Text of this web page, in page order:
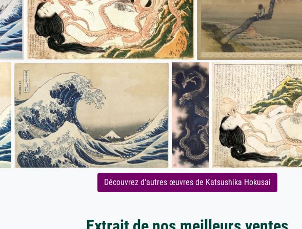
Découvrez d'autres œuvres de Katsushika Hokusai